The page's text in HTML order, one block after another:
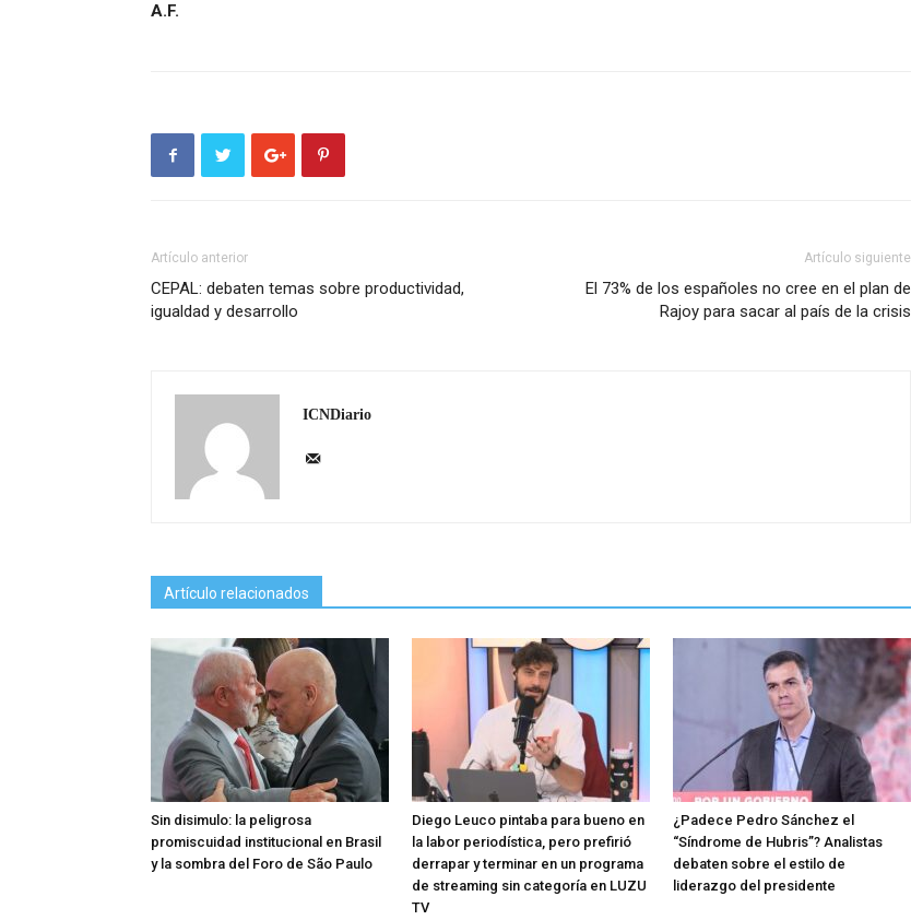
A.F.
Artículo anterior
CEPAL: debaten temas sobre productividad,
igualdad y desarrollo
Artículo siguiente
El 73% de los españoles no cree en el plan de
Rajoy para sacar al país de la crisis
ICNDiario
Artículo relacionados
Sin disimulo: la peligrosa
promiscuidad institucional en Brasil
y la sombra del Foro de São Paulo
Diego Leuco pintaba para bueno en
la labor periodística, pero prefirió
derrapar y terminar en un programa
de streaming sin categoría en LUZU
TV
¿Padece Pedro Sánchez el
“Síndrome de Hubris”? Analistas
debaten sobre el estilo de
liderazgo del presidente